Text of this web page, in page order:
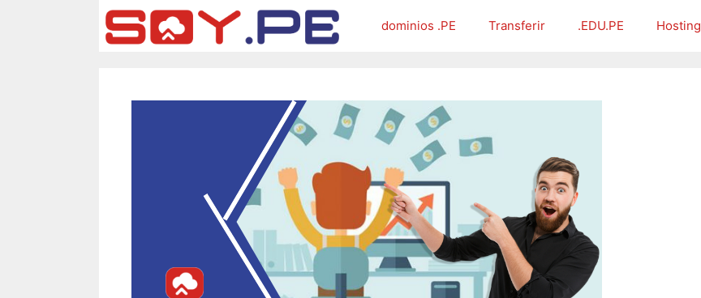
dominios .PE Transferir .EDU.PE Hosting